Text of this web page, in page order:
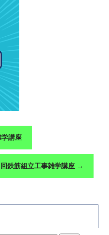
講座
鉄筋組立工事雑学講座 →